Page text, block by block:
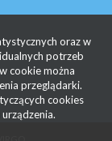
oraz w
potrzeb
cookie można
przeglądarki.
cookies